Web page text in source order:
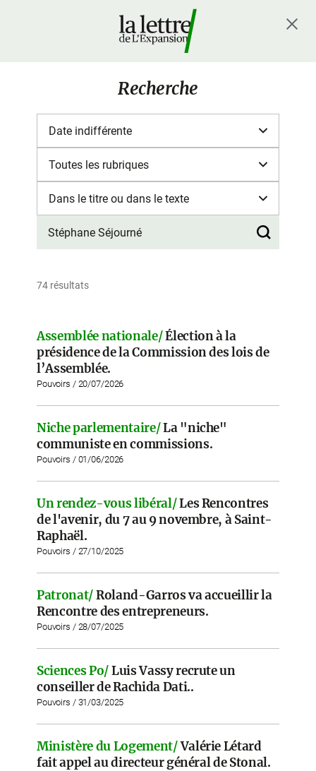
Recherche
74 résultats
Assemblée nationale/Élection à la
présidence de la Commission des lois de
l’Assemblée.
Pouvoirs / 20/07/2026
Niche parlementaire/La "niche"
communiste en commissions.
Pouvoirs / 01/06/2026
Un rendez-vous libéral/Les Rencontres
de l'avenir, du 7 au 9 novembre, à Saint-
Raphaël.
Pouvoirs / 27/10/2025
Patronat/Roland-Garros va accueillir la
Rencontre des entrepreneurs.
Pouvoirs / 28/07/2025
Sciences Po/Luis Vassy recrute un
conseiller de Rachida Dati..
Pouvoirs / 31/03/2025
Ministère du Logement/Valérie Létard
fait appel au directeur général de Stonal.